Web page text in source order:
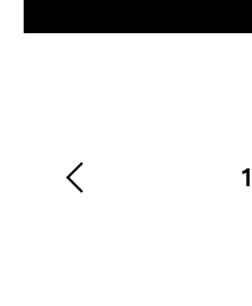
1
Vorherigen